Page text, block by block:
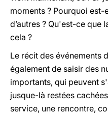
moments ? Pourquoi est-
d’autres ? Qu'est-ce que
cela ?
Le récit des événements
également de saisir des
importants, qui peuvent
jusque-là restées
service, une rencontre,